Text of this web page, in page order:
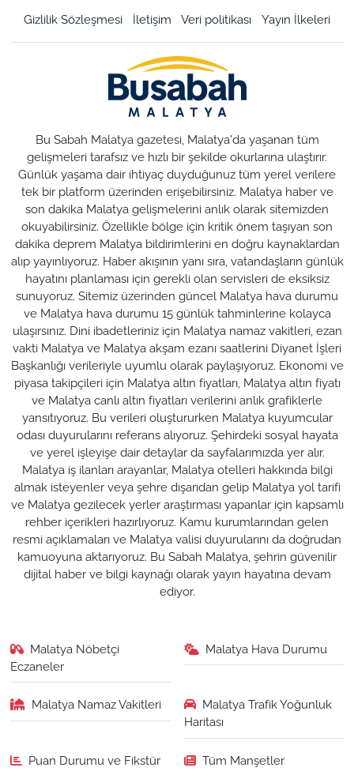
Gizlilik Sözleşmesi İletişim Veri politikası Yayın İlkeleri
Bu Sabah Malatya gazetesi, Malatya'da yaşanan tüm
gelişmeleri tarafsız ve hızlı bir şekilde okurlarına ulaştırır.
Günlük yaşama dair ihtiyaç duyduğunuz tüm yerel verilere
tek bir platform üzerinden erişebilirsiniz. Malatya haber ve
son dakika Malatya gelişmelerini anlık olarak sitemizden
okuyabilirsiniz. Özellikle bölge için kritik önem taşıyan son
dakika deprem Malatya bildirimlerini en doğru kaynaklardan
alıp yayınlıyoruz. Haber akışının yanı sıra, vatandaşların günlük
hayatını planlaması için gerekli olan servisleri de eksiksiz
sunuyoruz. Sitemiz üzerinden güncel Malatya hava durumu
ve Malatya hava durumu 15 günlük tahminlerine kolayca
ulaşırsınız. Dini ibadetleriniz için Malatya namaz vakitleri, ezan
vakti Malatya ve Malatya akşam ezanı saatlerini Diyanet İşleri
Başkanlığı verileriyle uyumlu olarak paylaşıyoruz. Ekonomi ve
piyasa takipçileri için Malatya altın fiyatları, Malatya altın fiyatı
ve Malatya canlı altın fiyatları verilerini anlık grafiklerle
yansıtıyoruz. Bu verileri oluştururken Malatya kuyumcular
odası duyurularını referans alıyoruz. Şehirdeki sosyal hayata
ve yerel işleyişe dair detaylar da sayfalarımızda yer alır.
Malatya iş ilanları arayanlar, Malatya otelleri hakkında bilgi
almak isteyenler veya şehre dışarıdan gelip Malatya yol tarifi
ve Malatya gezilecek yerler araştırması yapanlar için kapsamlı
rehber içerikleri hazırlıyoruz. Kamu kurumlarından gelen
resmi açıklamaları ve Malatya valisi duyurularını da doğrudan
kamuoyuna aktarıyoruz. Bu Sabah Malatya, şehrin güvenilir
dijital haber ve bilgi kaynağı olarak yayın hayatına devam
ediyor.
Malatya Nöbetçi
Eczaneler
Malatya Hava Durumu
Malatya Namaz Vakitleri
Malatya Trafik Yoğunluk
Haritası
Puan Durumu ve Fikstür Tüm Manşetler